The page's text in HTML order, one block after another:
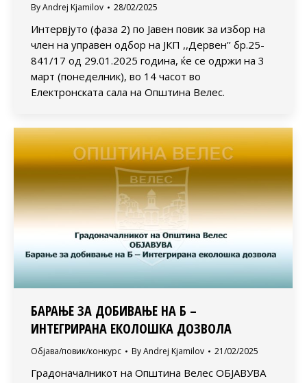
ByAndrej Kjamilov 28/02/2025
Интервјуто (фаза 2) по Јавен повик за избор на
член на управен одбор на ЈКП ,,Дервен’’ бр.25-
841/17 од 29.01.2025 година, ќе се одржи на 3
март (понеделник), во 14 часот во
Електронската сала на Општина Велес.
БАРАЊЕ ЗА ДОБИВАЊЕ НА Б –
ИНТЕГРИРАНА ЕКОЛОШКА ДОЗВОЛА
Објава/повик/конкурс ByAndrej Kjamilov 21/02/2025
Градоначалникот на Општина Велес ОБЈАВУВА